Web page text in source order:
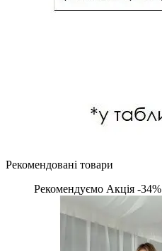
Рекомендовані товари
Рекомендуємо Акція -34%